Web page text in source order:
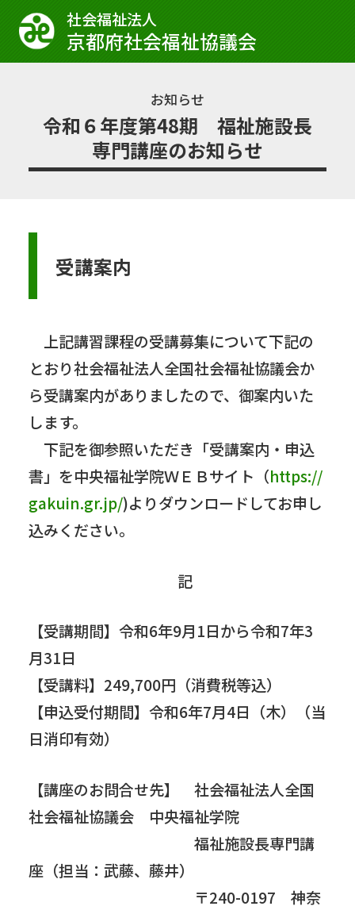
社会福祉法⼈
京都府社会福祉協議会
お知らせ
令和６年度第48期 福祉施設長
専門講座のお知らせ
受講案内
上記講習課程の受講募集について下記の
とおり社会福祉法人全国社会福祉協議会か
ら受講案内がありましたので、御案内いた
します。
下記を御参照いただき「受講案内・申込
書」を中央福祉学院ＷＥＢサイト（https://
gakuin.gr.jp/)よりダウンロードしてお申し
込みください。
記
【受講期間】令和6年9月1日から令和7年3
月31日
【受講料】249,700円（消費税等込）
【申込受付期間】令和6年7月4日（木）（当
日消印有効）
【講座のお問合せ先】 社会福祉法人全国
社会福祉協議会 中央福祉学院
福祉施設長専門講
座（担当：武藤、藤井）
〒240-0197 神奈